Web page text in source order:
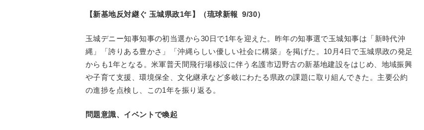
【新基地反対継ぐ 玉城県政1年】（琉球新報 9/30）
玉城デニー知事知事の初当選から30日で1年を迎えた。昨年の知事選で玉城知事は「新時代沖
縄」「誇りある豊かさ」「沖縄らしい優しい社会に構築」を掲げた。10月4日で玉城県政の発足
からも1年となる。米軍普天間飛行場移設に伴う名護市辺野古の新基地建設をはじめ、地域振興
や子育て支援、環境保全、文化継承など多岐にわたる県政の課題に取り組んできた。主要公約
の進捗を点検し、この1年を振り返る。
問題意識、イベントで喚起